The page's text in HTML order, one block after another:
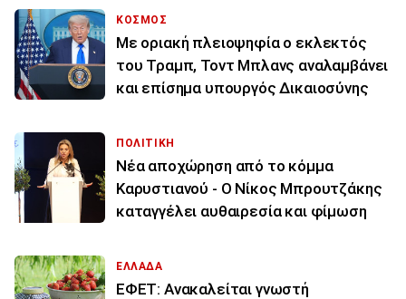
ΚΟΣΜΟΣ
Με οριακή πλειοψηφία ο εκλεκτός
του Τραμπ, Τοντ Μπλανς αναλαμβάνει
και επίσημα υπουργός Δικαιοσύνης
ΠΟΛΙΤΙΚΗ
Νέα αποχώρηση από το κόμμα
Καρυστιανού - Ο Νίκος Μπρουτζάκης
καταγγέλει αυθαιρεσία και φίμωση
ΕΛΛΑΔΑ
ΕΦΕΤ: Ανακαλείται γνωστή